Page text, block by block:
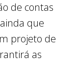
de contas
que
projeto de
as